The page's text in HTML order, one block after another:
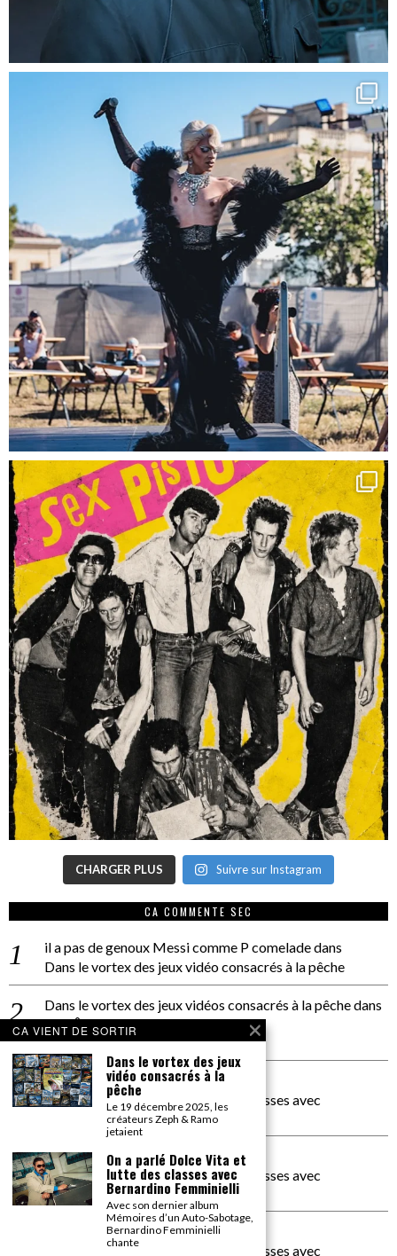
CHARGER PLUS Suivre sur Instagram
CA COMMENTE SEC
il a pas de genoux Messi comme P comeladedans
Dans le vortex des jeux vidéo consacrés à la pêche
Dans le vortex des jeux vidéos consacrés à la pêchedans
PACÔME THIELLEMENT
La séance d’Hip Gnose
La Patrie
dans
On a parlé Dolce Vita et lutte des classes avec
Bernardino Femminielli
carte noire negra à l'o tiededans
On a parlé Dolce Vita et lutte des classes avec
Bernardino Femminielli
moise et son mascarédans
On a parlé Dolce Vita et lutte des classes avec
CA VIENT DE SORTIR
Dans le vortex des jeux
vidéo consacrés à la
pêche
Le 19 décembre 2025, les
créateurs Zeph & Ramo
jetaient
On a parlé Dolce Vita et
lutte des classes avec
Bernardino Femminielli
Avec son dernier album
Mémoires d’un Auto-Sabotage,
Bernardino Femminielli
chante